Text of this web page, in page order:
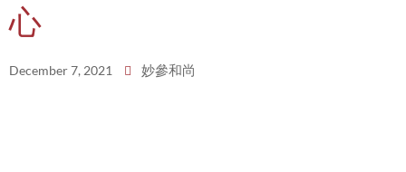
心
December 7, 2021 妙參和尚